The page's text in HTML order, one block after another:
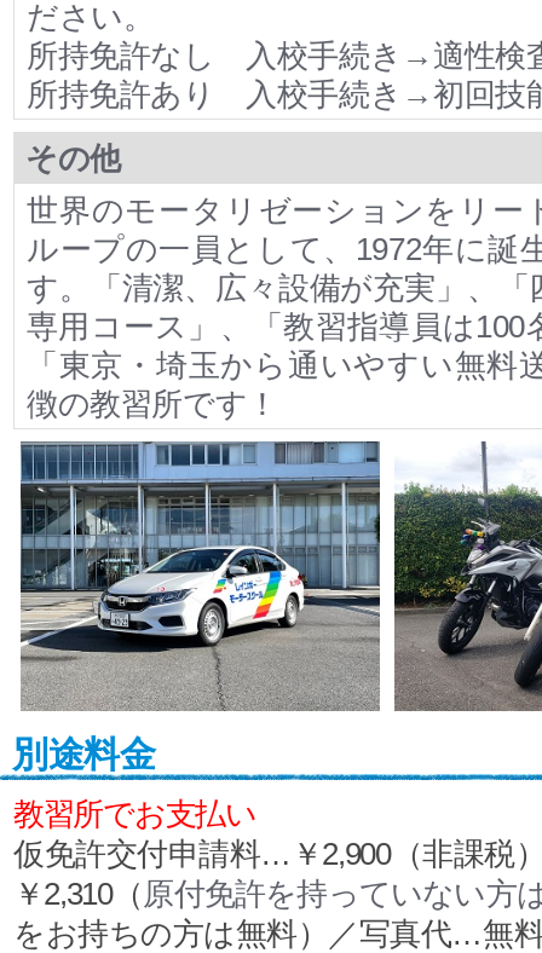
ださい。
所持免許なし 入校手続き→適性
所持免許あり 入校手続き→初回技
その他
世界のモータリゼーションをリー
ループの一員として、1972年に誕
す。「清潔、広々設備が充実」、「
専用コース」、「教習指導員は100
「東京・埼玉から通いやすい無料
徴の教習所です！
別途料金
教習所でお支払い
仮免許交付申請料…￥2,900（非課税
￥2,310（ 原付免許を持っていない方
をお持ちの方は無料）／写真代…無